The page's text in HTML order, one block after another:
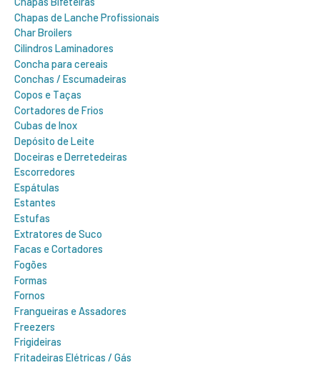
Chapas de Lanche Profissionais
Char Broilers
Cilindros Laminadores
Concha para cereais
Conchas / Escumadeiras
Copos e Taças
Cortadores de Frios
Cubas de Inox
Depósito de Leite
Doceiras e Derretedeiras
Escorredores
Espátulas
Estantes
Estufas
Extratores de Suco
Facas e Cortadores
Fogões
Formas
Fornos
Frangueiras e Assadores
Freezers
Frigideiras
Fritadeiras Elétricas / Gás